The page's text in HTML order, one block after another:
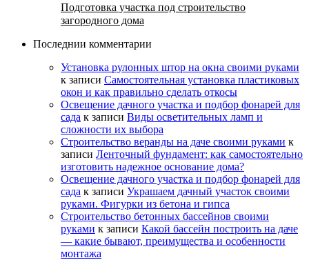
Подготовка участка под строительство
загородного дома
Последнии комментарии
Установка рулонных штор на окна своими руками
к записи Самостоятельная установка пластиковых
окон и как правильно сделать откосы
Освещение дачного участка и подбор фонарей для
сада к записи Виды осветительных ламп и
сложности их выбора
Строительство веранды на даче своими руками к
записи Ленточный фундамент: как самостоятельно
изготовить надежное основание дома?
Освещение дачного участка и подбор фонарей для
сада к записи Украшаем дачный участок своими
руками. Фигурки из бетона и гипса
Строительство бетонных бассейнов своими
руками к записи Какой бассейн построить на даче
— какие бывают, преимущества и особенности
монтажа